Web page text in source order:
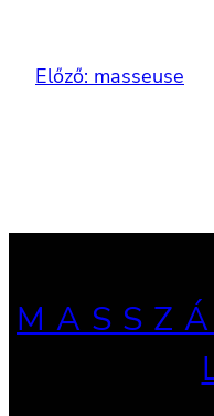
Előző: masseuse